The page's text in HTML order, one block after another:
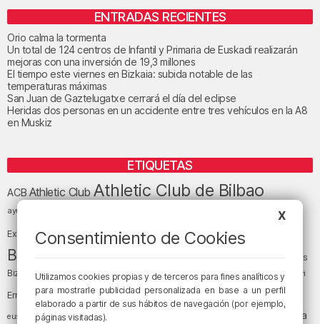
ENTRADAS RECIENTES
Orio calma la tormenta
Un total de 124 centros de Infantil y Primaria de Euskadi realizarán
mejoras con una inversión de 19,3 millones
El tiempo este viernes en Bizkaia: subida notable de las
temperaturas máximas
San Juan de Gaztelugatxe cerrará el día del eclipse
Heridas dos personas en un accidente entre tres vehículos en la A8
en Muskiz
ETIQUETAS
ACBAthletic ClubAthletic Club de Bilbao
ayuntamiento de Bilbao BEC (Bilbao
Exhibition Center) BilbaoBilbao Basket Bizkaia
Bizkaia y sus comarcas Copa del Rey cultura Cáritas
Bizkaia
Deusto Diócesis de Bilbao Egunon Bizkaia el tiempo Enkarterri
Ernesto Valverde Ertzaintza Euskadi (País Vasco)
euskera fiestas fútbol LaLiga
LaLiga
X
Consentimiento de Cookies
Utilizamos cookies propias y de terceros para fines analíticos y
para mostrarle publicidad personalizada en base a un perfil
elaborado a partir de sus hábitos de navegación (por ejemplo,
páginas visitadas).